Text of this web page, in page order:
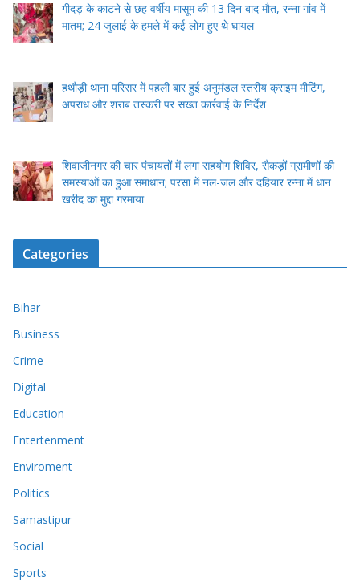
गीदड़ के काटने से छह वर्षीय मासूम की 13 दिन बाद मौत, रन्ना गांव में
मातम; 24 जुलाई के हमले में कई लोग हुए थे घायल
हथौड़ी थाना परिसर में पहली बार हुई अनुमंडल स्तरीय क्राइम मीटिंग,
अपराध और शराब तस्करी पर सख्त कार्रवाई के निर्देश
शिवाजीनगर की चार पंचायतों में लगा सहयोग शिविर, सैकड़ों ग्रामीणों की
समस्याओं का हुआ समाधान; परसा में नल-जल और दहियार रन्ना में धान
खरीद का मुद्दा गरमाया
Categories
Bihar
Business
Crime
Digital
Education
Entertenment
Enviroment
Politics
Samastipur
Social
Sports